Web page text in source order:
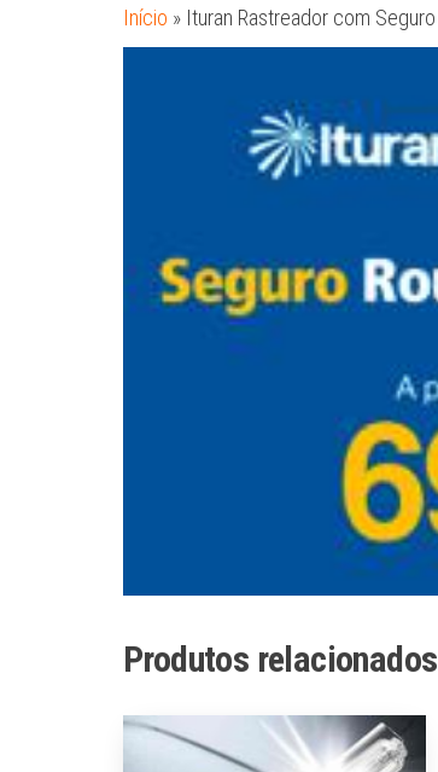
Início » Ituran Rastreador com Seguro
Produtos relacionados